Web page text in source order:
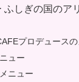
ふしぎの国のア
プロデュース
ュー
ニュー